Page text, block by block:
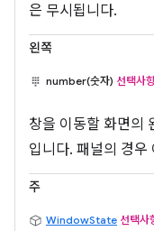
은 무시됩니다.
왼쪽
number(숫자) 선택사
창을 이동할 화면의
입니다. 패널의 경우
주
WindowState 선택사